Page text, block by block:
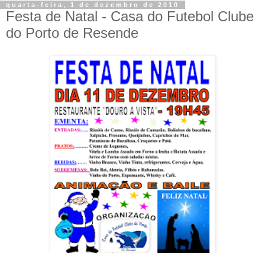
quarta-feira, 1 de dezembro de 2010
Festa de Natal - Casa do Futebol Clube
do Porto de Resende